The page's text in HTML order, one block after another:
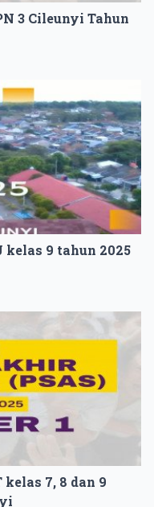
3 Cileunyi Tahun
9 tahun 2025
7, 8 dan 9